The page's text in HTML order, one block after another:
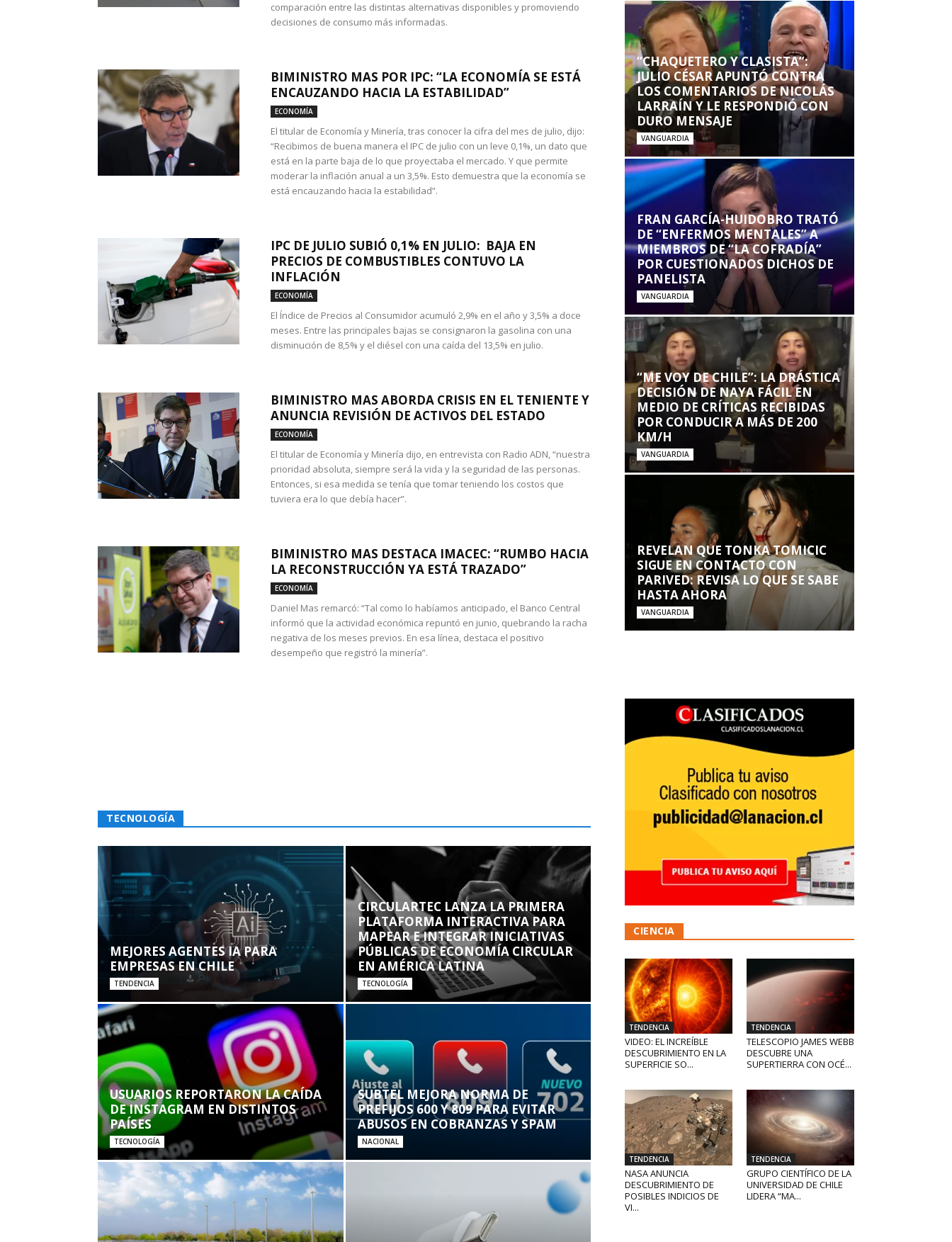
comparación entre las distintas alternativas disponibles y promoviendo
decisiones de consumo más informadas.
BIMINISTRO MAS POR IPC: “LA ECONOMÍA SE ESTÁ
ENCAUZANDO HACIA LA ESTABILIDAD”
ECONOMÍA
El titular de Economía y Minería, tras conocer la cifra del mes de julio, dijo:
“Recibimos de buena manera el IPC de julio con un leve 0,1%, un dato que
está en la parte baja de lo que proyectaba el mercado. Y que permite
moderar la inflación anual a un 3,5%. Esto demuestra que la economía se
está encauzando hacia la estabilidad”.
IPC DE JULIO SUBIÓ 0,1% EN JULIO: BAJA EN
PRECIOS DE COMBUSTIBLES CONTUVO LA
INFLACIÓN
ECONOMÍA
El Índice de Precios al Consumidor acumuló 2,9% en el año y 3,5% a doce
meses. Entre las principales bajas se consignaron la gasolina con una
disminución de 8,5% y el diésel con una caída del 13,5% en julio.
BIMINISTRO MAS ABORDA CRISIS EN EL TENIENTE Y
ANUNCIA REVISIÓN DE ACTIVOS DEL ESTADO
ECONOMÍA
El titular de Economía y Minería dijo, en entrevista con Radio ADN, “nuestra
prioridad absoluta, siempre será la vida y la seguridad de las personas.
Entonces, si esa medida se tenía que tomar teniendo los costos que
tuviera era lo que debía hacer”.
BIMINISTRO MAS DESTACA IMACEC: “RUMBO HACIA
LA RECONSTRUCCIÓN YA ESTÁ TRAZADO”
ECONOMÍA
Daniel Mas remarcó: “Tal como lo habíamos anticipado, el Banco Central
informó que la actividad económica repuntó en junio, quebrando la racha
negativa de los meses previos. En esa línea, destaca el positivo
desempeño que registró la minería”.
TECNOLOGÍA
MEJORES AGENTES IA PARA
EMPRESAS EN CHILE
TENDENCIA
CIRCULARTEC LANZA LA PRIMERA
PLATAFORMA INTERACTIVA PARA
MAPEAR E INTEGRAR INICIATIVAS
PÚBLICAS DE ECONOMÍA CIRCULAR
EN AMÉRICA LATINA
TECNOLOGÍA
USUARIOS REPORTARON LA CAÍDA
DE INSTAGRAM EN DISTINTOS
PAÍSES
TECNOLOGÍA
SUBTEL MEJORA NORMA DE
PREFIJOS 600 Y 809 PARA EVITAR
ABUSOS EN COBRANZAS Y SPAM
NACIONAL
“CHAQUETERO Y CLASISTA”:
JULIO CÉSAR APUNTÓ CONTRA
LOS COMENTARIOS DE NICOLÁS
LARRAÍN Y LE RESPONDIÓ CON
DURO MENSAJE
VANGUARDIA
FRAN GARCÍA-HUIDOBRO TRATÓ
DE “ENFERMOS MENTALES” A
MIEMBROS DE “LA COFRADÍA”
POR CUESTIONADOS DICHOS DE
PANELISTA
VANGUARDIA
“ME VOY DE CHILE”: LA DRÁSTICA
DECISIÓN DE NAYA FÁCIL EN
MEDIO DE CRÍTICAS RECIBIDAS
POR CONDUCIR A MÁS DE 200
KM/H
VANGUARDIA
REVELAN QUE TONKA TOMICIC
SIGUE EN CONTACTO CON
PARIVED: REVISA LO QUE SE SABE
HASTA AHORA
VANGUARDIA
CIENCIA
TENDENCIA
VIDEO: EL INCREÍBLE
DESCUBRIMIENTO EN LA
SUPERFICIE SO...
TENDENCIA
TELESCOPIO JAMES WEBB
DESCUBRE UNA
SUPERTIERRA CON OCÉ...
TENDENCIA
NASA ANUNCIA
DESCUBRIMIENTO DE
POSIBLES INDICIOS DE
VI...
TENDENCIA
GRUPO CIENTÍFICO DE LA
UNIVERSIDAD DE CHILE
LIDERA “MA...